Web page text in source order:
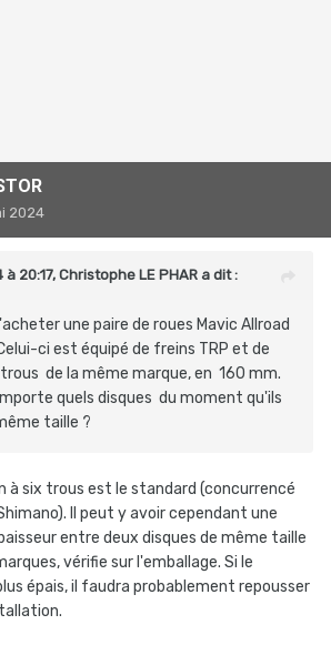
2024
20:17, Christophe LE PHAR a dit :
une paire de roues Mavic Allroad
ci est équipé de freins TRP et de
de la même marque, en 160 mm.
quels disques du moment qu'ils
taille ?
à six trous est le standard (concurrencé
Il peut y avoir cependant une
entre deux disques de même taille
vérifie sur l'emballage. Si le
épais, il faudra probablement repousser